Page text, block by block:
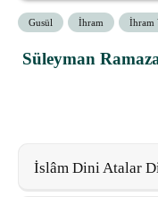
Gusül İhram İhram
Süleyman
İslâm Dini Atalar